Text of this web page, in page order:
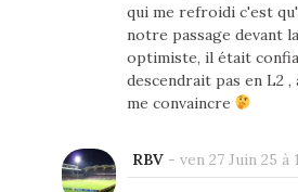
qui me refroidi c'est
notre passage devant
optimiste, il était
descendrait pas en L2
me convaincre
RBV- ven 27 Juin 25 à